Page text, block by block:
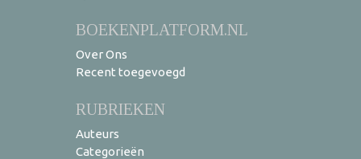
BOEKENPLATFORM.NL
Over Ons
Recent toegevoegd
RUBRIEKEN
Auteurs
Categorieën